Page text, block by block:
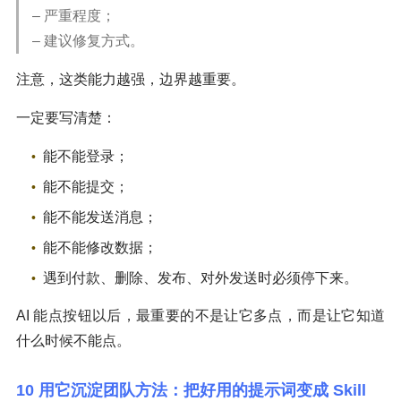
– 严重程度；
– 建议修复方式。
注意，这类能力越强，边界越重要。
一定要写清楚：
能不能登录；
能不能提交；
能不能发送消息；
能不能修改数据；
遇到付款、删除、发布、对外发送时必须停下来。
AI 能点按钮以后，最重要的不是让它多点，而是让它知道
什么时候不能点。
10 用它沉淀团队方法：把好用的提示词变成 Skill